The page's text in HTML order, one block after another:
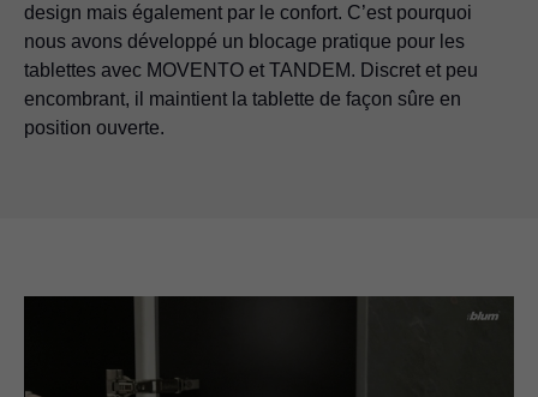
design mais également par le confort. C’est pourquoi
nous avons développé un blocage pratique pour les
tablettes avec MOVENTO et TANDEM. Discret et peu
encombrant, il maintient la tablette de façon sûre en
position ouverte.